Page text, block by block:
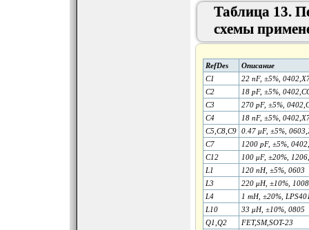
Таблица 13.
схемы
RefDes
Описание
C1
22 nF, ±5%,
C2
18 pF, ±5%,
C3
270 pF, ±5%,
C4
18 nF, ±5%,
C5,C8,C9 0.47 μF, ±5%,
C7
1200 pF, ±5%,
C12
100 μF, ±20%,
L1
120 nH, ±5%, 0603
L3
220 μH, ±10%, 1008
L4
1 mH, ±20%,
L10
33 μH, ±10%, 0805
Q1,Q2
FET,SM,SOT-23